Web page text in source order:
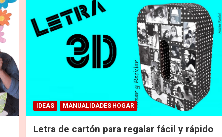
IDEAS MANUALIDADES HOGAR
Letra de cartón para regalar fácil y rápido